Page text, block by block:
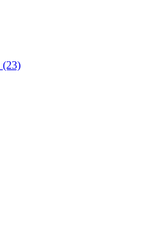
(23)